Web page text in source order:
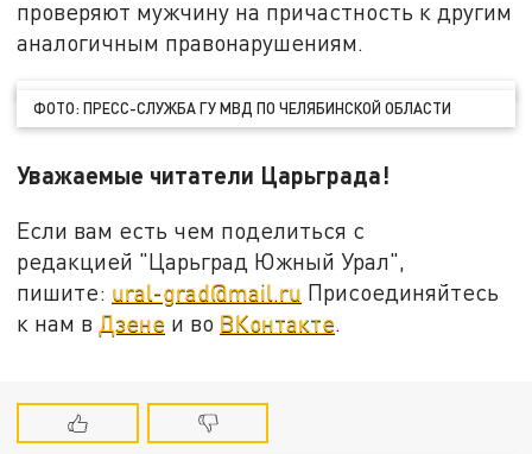
проверяют мужчину на причастность к другим
аналогичным правонарушениям.
ФОТО: ПРЕСС-СЛУЖБА ГУ МВД ПО ЧЕЛЯБИНСКОЙ ОБЛАСТИ
Уважаемые читатели Царьграда!
Если вам есть чем поделиться с
редакцией "Царьград Южный Урал",
пишите: ural-grad@mail.ru Присоединяйтесь
к нам в Дзене и во ВКонтакте.